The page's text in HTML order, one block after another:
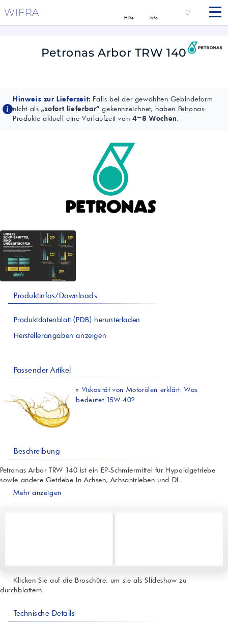
WIFRA Hilfe Info
0
Petronas Arbor TRW 140
Hinweis zur Lieferzeit: Falls bei der gewählten Gebindeform
nicht als „sofort lieferbar“ gekennzeichnet, haben Petronas-
Produkte aktuell eine Vorlaufzeit von 4–8 Wochen.
Produktinfos/Downloads
Produktdatenblatt (PDB) herunterladen
Herstellerangaben anzeigen
Passender Artikel
» Viskosität von Motorölen erklärt: Was
bedeutet 15W-40?
Beschreibung
Petronas Arbor TRW 140 ist ein EP-Schmiermittel für Hypoidgetriebe
sowie andere Getriebe in Achsen, Achsantrieben und Di...
Mehr anzeigen
Klicken Sie auf die Broschüre, um sie als Slideshow zu
durchblättern.
Technische Details